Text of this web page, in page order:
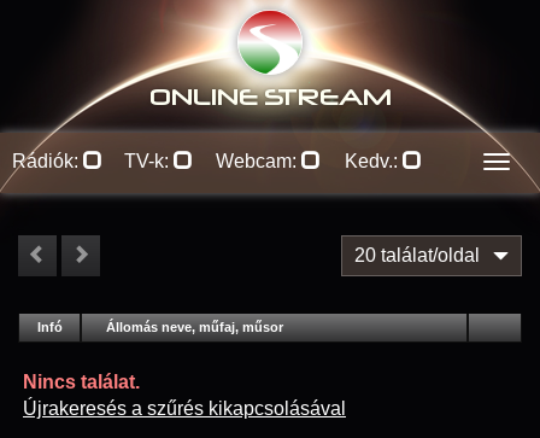
ONLINE STREAM
Rádiók: TV-k: Webcam: Kedv.:
20 találat/oldal
Infó Lejátszás
Állomás neve, műfaj, műsor
Nincs találat.
Újrakeresés a szűrés kikapcsolásával